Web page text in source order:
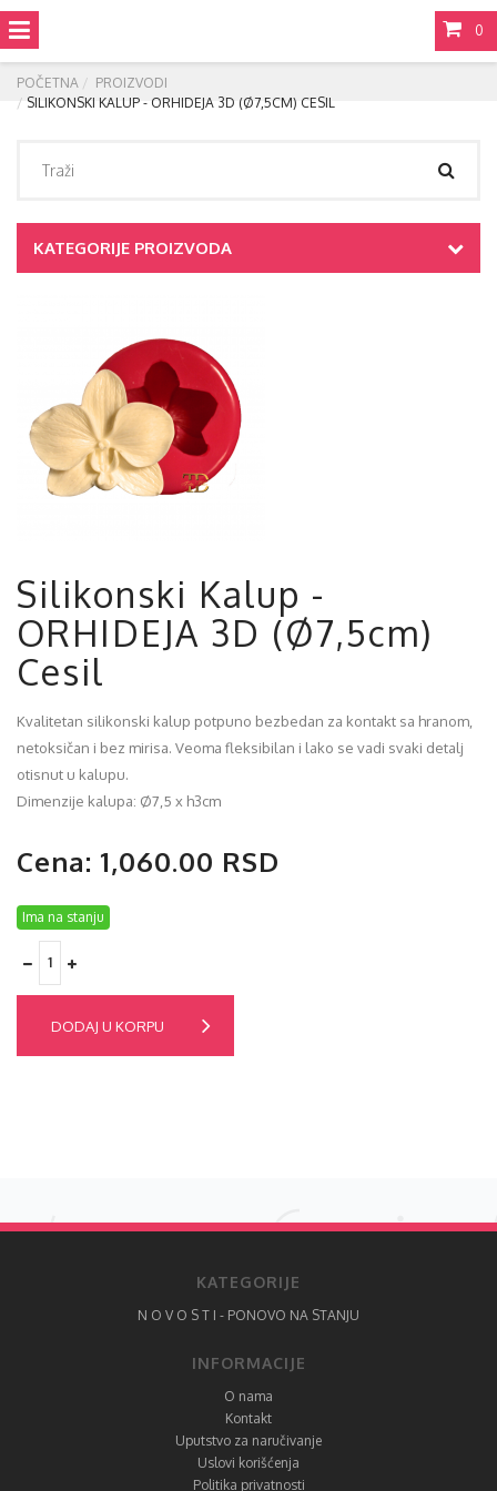
0
POČETNA
PROIZVODI
SILIKONSKI KALUP - ORHIDEJA 3D (Ø7,5CM) CESIL
KATEGORIJE PROIZVODA
Silikonski Kalup -
ORHIDEJA 3D (Ø7,5cm)
Cesil
Kvalitetan silikonski kalup potpuno bezbedan za kontakt sa hranom,
netoksičan i bez mirisa. Veoma fleksibilan i lako se vadi svaki detalj
otisnut u kalupu.
Dimenzije kalupa: Ø7,5 x h3cm
Cena: 1,060.00 RSD
Ima na stanju
DODAJ U KORPU
KATEGORIJE
N O V O S T I - PONOVO NA STANJU
INFORMACIJE
O nama
Kontakt
Uputstvo za naručivanje
Uslovi korišćenja
Politika privatnosti